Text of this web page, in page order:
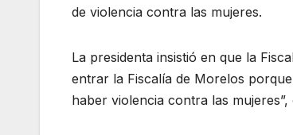
de violencia contra las mujeres.
La presidenta insistió en que la
entrar la Fiscalía de Morelos
haber violencia contra las mujeres”,